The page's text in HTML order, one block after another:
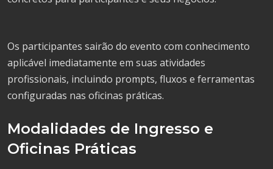
Os participantes sairão do evento com conhecimento
aplicável imediatamente em suas atividades
profissionais, incluindo prompts, fluxos e ferramentas
configuradas nas oficinas práticas.
Modalidades de Ingresso e
Oficinas Práticas